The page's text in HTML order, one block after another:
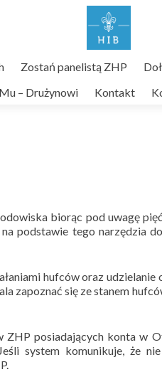
Zostań panelistą ZHP
– Drużynowi
Kontakt
biorąc pod uwagę
podstawie tego narzędzia
hufców oraz udzielanie
zapoznać się ze stanem
ZHP posiadających konta w
system komunikuje, że